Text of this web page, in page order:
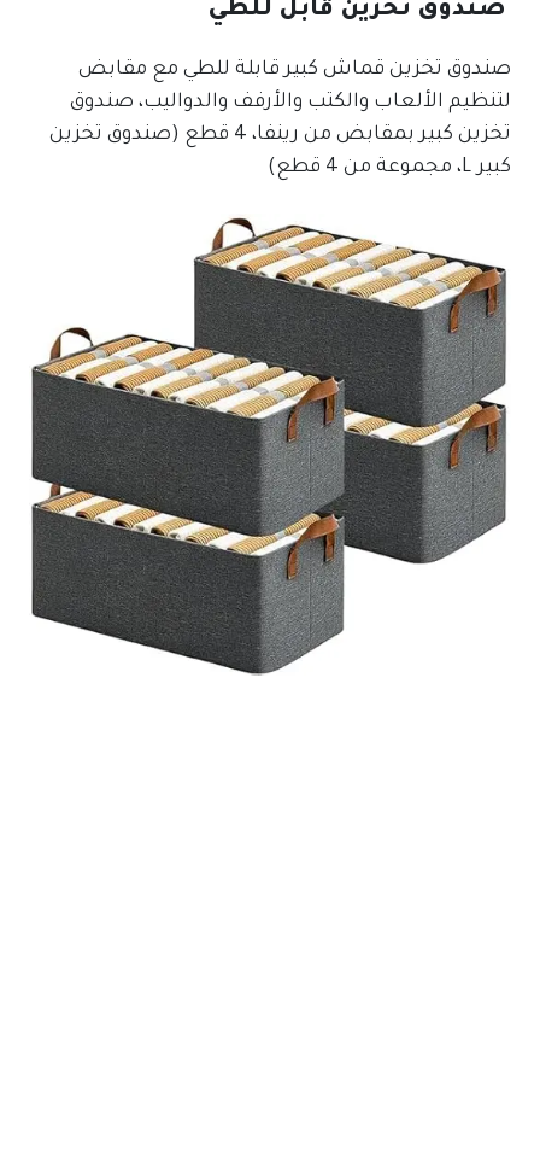
صندوق تخزين قابل للطي
صندوق تخزين قماش كبير قابلة للطي مع مقابض
لتنظيم الألعاب والكتب والأرفف والدواليب، صندوق
تخزين كبير بمقابض من رينفا، 4 قطع (صندوق تخزين
كبير L، مجموعة من 4 قطع)